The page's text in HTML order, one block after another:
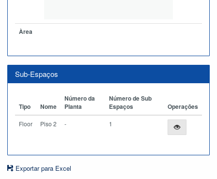
Àrea
Sub-Espaços
Tipo Nome
Número da
Planta
Número de Sub
Espaços
Operações
Floor Piso 2 - 1
Exportar para Excel